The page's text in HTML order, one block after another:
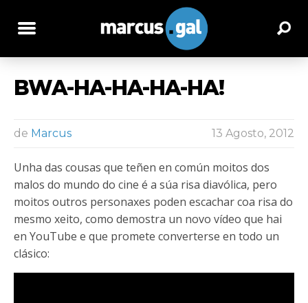
BWA-HA-HA-HA-HA!
de Marcus 13 Agosto, 2012
Unha das cousas que teñen en común moitos dos
malos do mundo do cine é a súa risa diavólica, pero
moitos outros personaxes poden escachar coa risa do
mesmo xeito, como demostra un novo vídeo que hai
en YouTube e que promete converterse en todo un
clásico: